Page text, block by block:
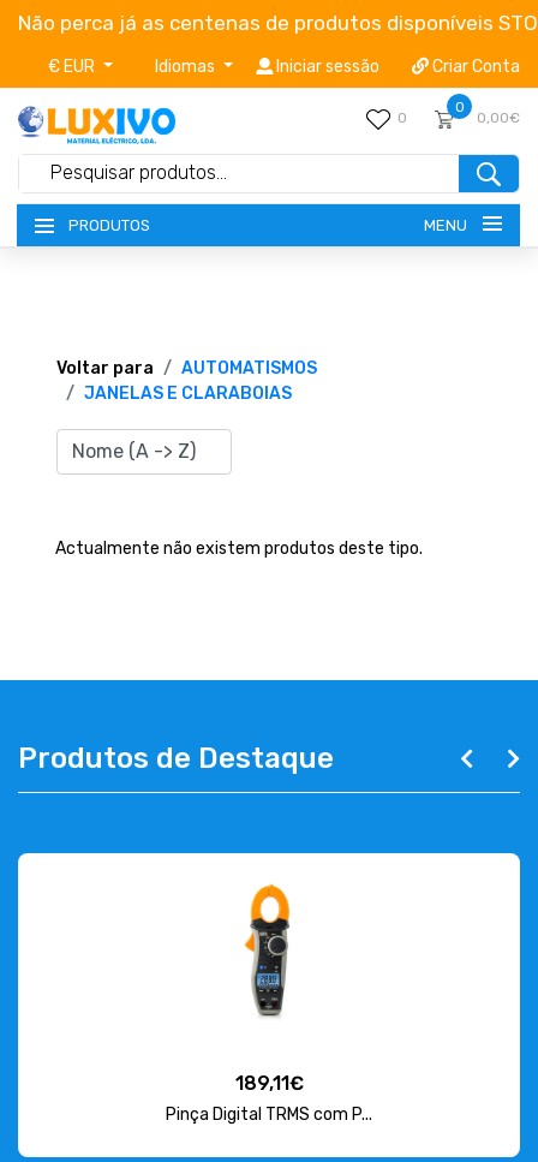
Não perca já as centenas de produtos disponíveis
€ EUR Idiomas Iniciar sessão Criar Conta
0
0
0,00€
PRODUTOS MENU
TERMOS E CONDIÇÕES
EMPRESA
Voltar para
AUTOMATISMOS
JANELAS E CLARABOIAS
Actualmente não existem produtos deste tipo.
Produtos de Destaque
189,11€
Pinça Digital TRMS com P...